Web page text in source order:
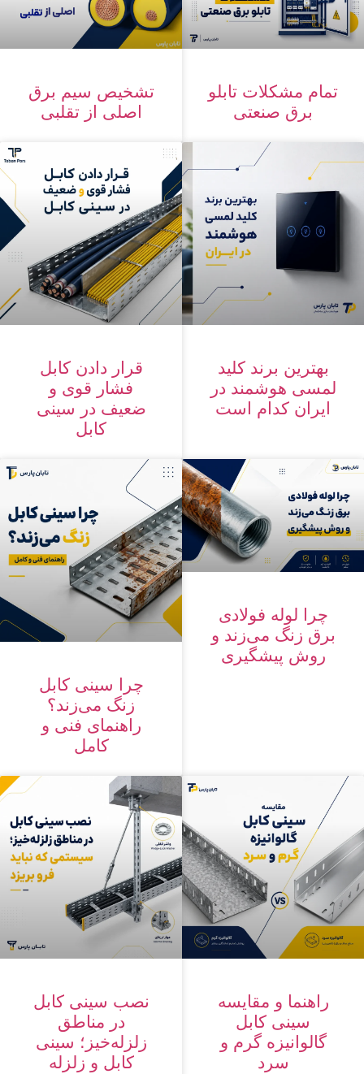
تمام مشکلات تابلو
برق صنعتی
تشخیص سیم برق
اصلی از تقلبی
بهترین برند کلید
لمسی هوشمند در
ایران کدام است
قرار دادن کابل
فشار قوی و
ضعیف در سینی
کابل
چرا لوله فولادی
برق زنگ می‌زند و
روش پیشگیری
چرا سینی کابل
زنگ می‌زند؟
راهنمای فنی و
کامل
راهنما و مقایسه
سینی کابل
گالوانیزه گرم و
سرد
نصب سینی کابل
در مناطق
زلزله‌خیز؛ سینی
کابل و زلزله